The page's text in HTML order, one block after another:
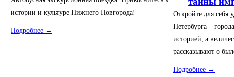
истории и культуре Нижнего Новгорода!
Подробнее →
Откройте для себя
Петербурга –
историей, а
рассказывают о
Подробнее →